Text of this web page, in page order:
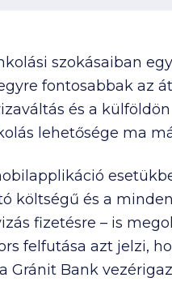
szokásaiban
fontosabbak az
és a
lehetősége ma
költségű és a
fizetésre – is
felfutása azt jelzi,
Gránit Bank